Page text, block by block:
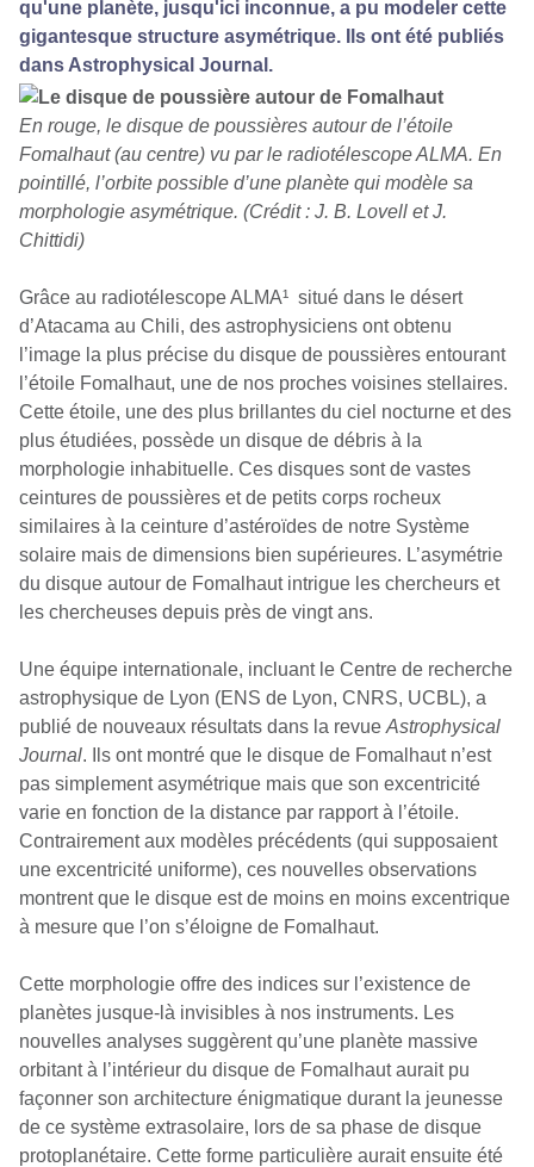
qu'une planète, jusqu'ici inconnue, a pu modeler cette
gigantesque structure asymétrique. Ils ont été publiés
dans Astrophysical Journal.
En rouge, le disque de poussières autour de l’étoile
Fomalhaut (au centre) vu par le radiotélescope ALMA. En
pointillé, l’orbite possible d’une planète qui modèle sa
morphologie asymétrique. (Crédit : J. B. Lovell et J.
Chittidi)
Grâce au radiotélescope ALMA¹ situé dans le désert
d’Atacama au Chili, des astrophysiciens ont obtenu
l’image la plus précise du disque de poussières entourant
l’étoile Fomalhaut, une de nos proches voisines stellaires.
Cette étoile, une des plus brillantes du ciel nocturne et des
plus étudiées, possède un disque de débris à la
morphologie inhabituelle. Ces disques sont de vastes
ceintures de poussières et de petits corps rocheux
similaires à la ceinture d’astéroïdes de notre Système
solaire mais de dimensions bien supérieures. L’asymétrie
du disque autour de Fomalhaut intrigue les chercheurs et
les chercheuses depuis près de vingt ans.
Une équipe internationale, incluant le Centre de recherche
astrophysique de Lyon (ENS de Lyon, CNRS, UCBL), a
publié de nouveaux résultats dans la revue Astrophysical
Journal. Ils ont montré que le disque de Fomalhaut n’est
pas simplement asymétrique mais que son excentricité
varie en fonction de la distance par rapport à l’étoile.
Contrairement aux modèles précédents (qui supposaient
une excentricité uniforme), ces nouvelles observations
montrent que le disque est de moins en moins excentrique
à mesure que l’on s’éloigne de Fomalhaut.
Cette morphologie offre des indices sur l’existence de
planètes jusque-là invisibles à nos instruments. Les
nouvelles analyses suggèrent qu’une planète massive
orbitant à l’intérieur du disque de Fomalhaut aurait pu
façonner son architecture énigmatique durant la jeunesse
de ce système extrasolaire, lors de sa phase de disque
protoplanétaire. Cette forme particulière aurait ensuite été